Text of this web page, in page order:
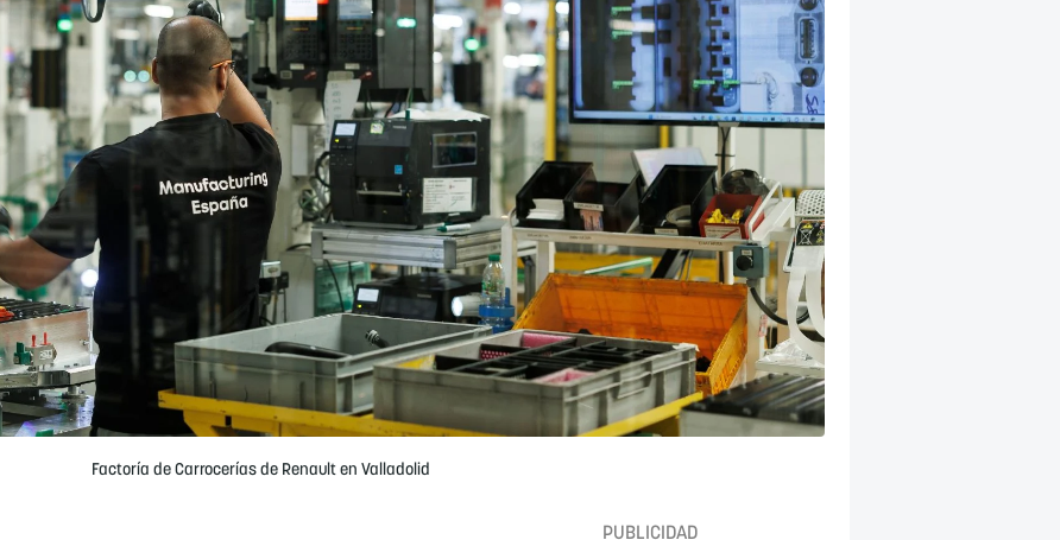
Factoría de Carrocerías de Renault en Valladolid